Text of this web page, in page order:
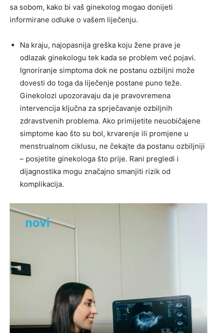
sa sobom, kako bi vaš ginekolog mogao donijeti
informirane odluke o vašem liječenju.
Na kraju, najopasnija greška koju žene prave je
odlazak ginekologu tek kada se problem već pojavi.
Ignoriranje simptoma dok ne postanu ozbiljni može
dovesti do toga da liječenje postane puno teže.
Ginekolozi upozoravaju da je pravovremena
intervencija ključna za sprječavanje ozbiljnih
zdravstvenih problema. Ako primijetite neuobičajene
simptome kao što su bol, krvarenje ili promjene u
menstrualnom ciklusu, ne čekajte da postanu ozbiljniji
– posjetite ginekologa što prije. Rani pregledi i
dijagnostika mogu značajno smanjiti rizik od
komplikacija.